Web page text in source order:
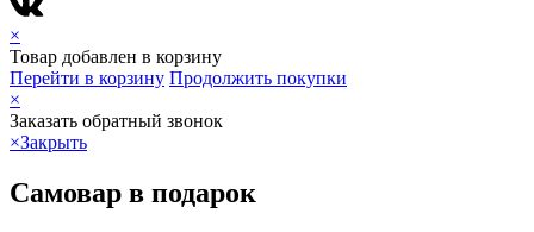
×
Товар добавлен в корзину
Перейти в корзину Продолжить покупки
×
Заказать обратный звонок
×Закрыть
Самовар в подарок